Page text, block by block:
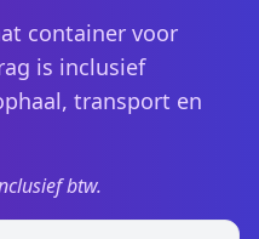
container voor
is inclusief
transport en
btw.